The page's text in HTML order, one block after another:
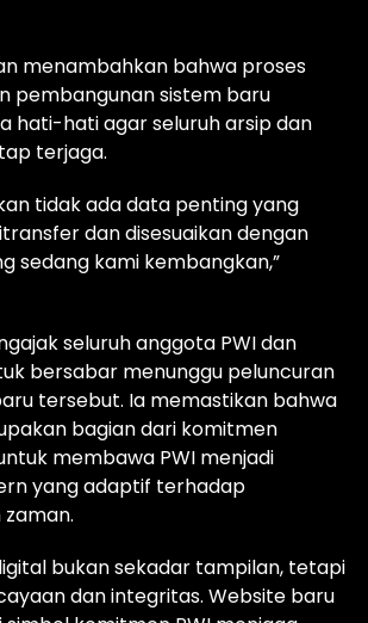
menambahkan bahwa proses
pembangunan sistem baru
hati-hati agar seluruh arsip dan
terjaga.
tidak ada data penting yang
dan disesuaikan dengan
sedang kami kembangkan,”
seluruh anggota PWI dan
bersabar menunggu peluncuran
tersebut. Ia memastikan bahwa
bagian dari komitmen
membawa PWI menjadi
yang adaptif terhadap
bukan sekadar tampilan, tetapi
dan integritas. Website baru